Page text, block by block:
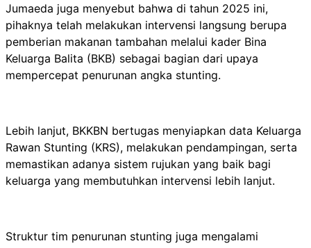
Jumaeda juga menyebut bahwa di tahun 2025 ini,
pihaknya telah melakukan intervensi langsung berupa
pemberian makanan tambahan melalui kader Bina
Keluarga Balita (BKB) sebagai bagian dari upaya
mempercepat penurunan angka stunting.
Lebih lanjut, BKKBN bertugas menyiapkan data Keluarga
Rawan Stunting (KRS), melakukan pendampingan, serta
memastikan adanya sistem rujukan yang baik bagi
keluarga yang membutuhkan intervensi lebih lanjut.
Struktur tim penurunan stunting juga mengalami